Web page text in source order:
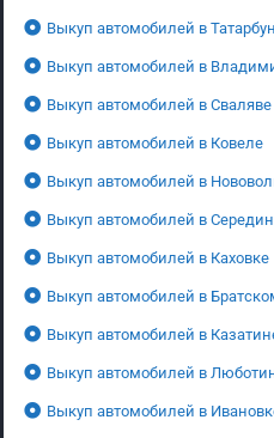
Выкуп автомобилей в
Выкуп автомобилей в
Выкуп автомобилей в Сваляве
Выкуп автомобилей в Ковеле
Выкуп автомобилей в
Выкуп автомобилей в
Выкуп автомобилей в Каховке
Выкуп автомобилей в
Выкуп автомобилей в
Выкуп автомобилей в
Выкуп автомобилей в